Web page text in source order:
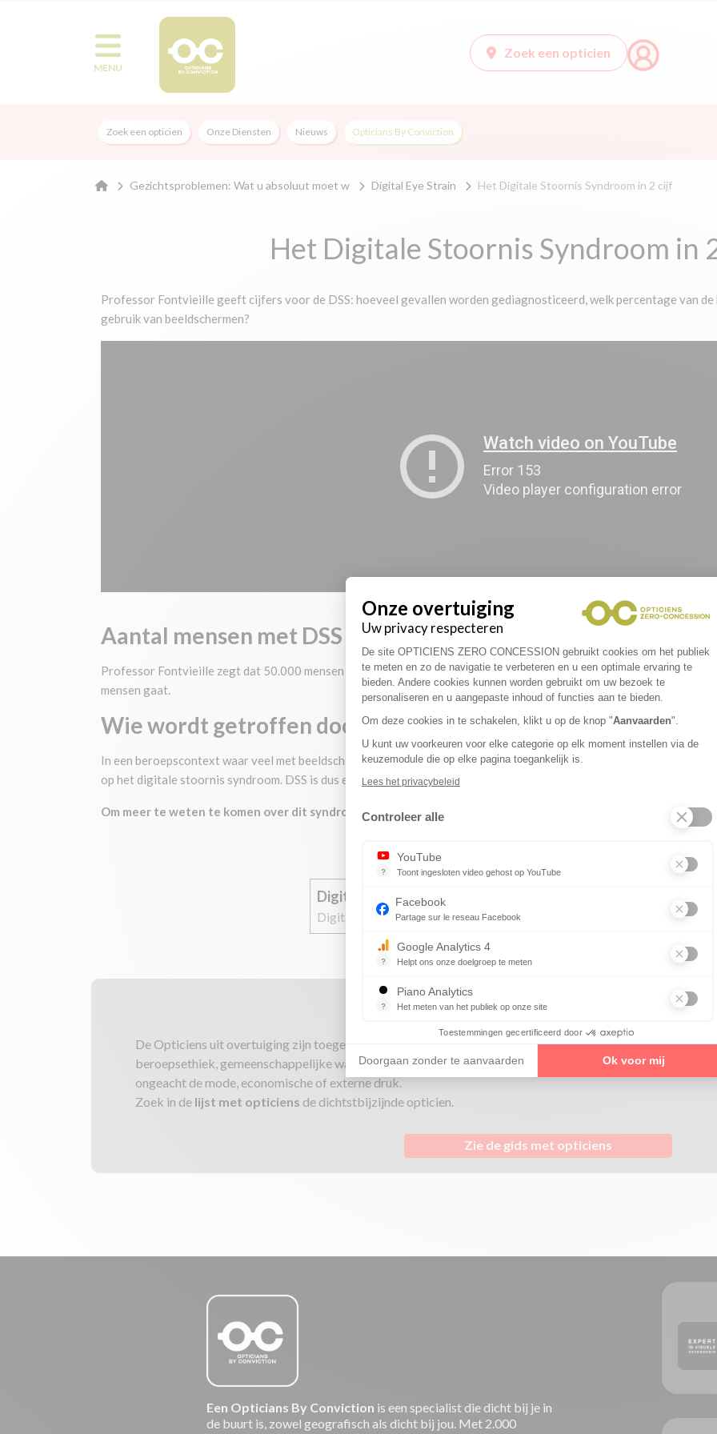
MENU
Zoek een opticien
Zoek een opticien Onze Diensten Nieuws Opticians By Conviction
Gezichtsproblemen: Wat u absoluut moet w Digital Eye Strain Het Digitale Stoornis Syndroom in 2 cijf
Het Digitale Stoornis Syndroom in
Professor Fontvieille geeft cijfers voor de DSS: hoeveel gevallen worden gediagnosticeerd, welk percentage van
gebruik van beeldschermen?
Aantal mensen met DSS
Professor Fontvieille zegt dat 50.000 mensen in Frankrijk lijden aan het syndroom van de digitale beperking. Maar
mensen gaat.
Wie wordt getroffen door het digitale stoornis syndroom?
In een beroepscontext waar veel met beeldschermen wordt gewerkt, schat professor Fontvieille dat 7 op de 10
op het digitale stoornis syndroom. DSS is dus een professionele "aandoening".
Om meer te weten te komen over dit syndroom dat steeds vaker voorkomt bij mensen die veel tijd op
Digital Eye Strain
Digital Eye Strain (DES): kwaal van deze tijd vero...
Zoek een opticien bij u in de buurt
De Opticiens uit overtuiging zijn toegewijde opticiens, echte onafhankelijke professionals die zich hebben
beroepsethiek, gemeenschappelijke waarden en geavanceerde visuele gezondheidsexpertise verdedigen,
ongeacht de mode, economische of externe druk.
Zoek in de lijst met opticiens de dichtstbijzijnde opticien.
Zie de gids met opticiens
Een Opticians By Conviction is een specialist die dicht bij je in
de buurt is, zowel geografisch als dicht bij jou. Met 2.000
Onze overtuiging
Uw privacy respecteren
Toestemmingsbeheerplatform:
De site OPTICIENS ZERO CONCESSION gebruikt cookies om het publiek
te meten en zo de navigatie te verbeteren en u een optimale ervaring te
bieden. Andere cookies kunnen worden gebruikt om uw bezoek te
personaliseren en u aangepaste inhoud of functies aan te bieden.
Om deze cookies in te schakelen, klikt u op de knop "Aanvaarden".
U kunt uw voorkeuren voor elke categorie op elk moment instellen via de
keuzemodule die op elke pagina toegankelijk is.
Lees het privacybeleid
Controleer alle
?
YouTube
Toont ingesloten video gehost op YouTube
Facebook
Partage sur le reseau Facebook
?
Google Analytics 4
Helpt ons onze doelgroep te meten
?
Piano Analytics
Het meten van het publiek op onze site
Toestemmingen gecertificeerd door
Doorgaan zonder te aanvaarden Ok voor mij